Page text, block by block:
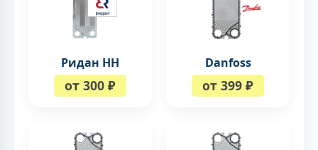
Ридан НН
от 300 ₽
Danfoss
от 399 ₽